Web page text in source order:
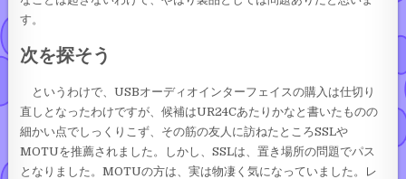
す。
次を探そう
というわけで、USBオーディオインターフェイスの購入は仕切り
直しとなったわけですが、候補はUR24Cあたりかなと書いたものの
細かい点でしっくりこず、その筋の友人に訪ねたところSSLや
MOTUを推薦されました。しかし、SSLは、置き場所の問題でパス
となりました。MOTUの方は、実は物凄く気になっていました。レ